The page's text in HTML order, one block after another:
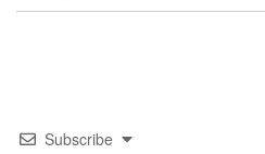
Subscribe